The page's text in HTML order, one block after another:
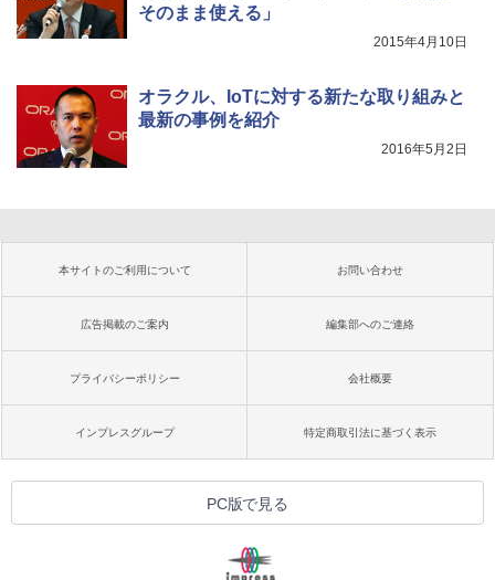
そのまま使える」
2015年4月10日
オラクル、IoTに対する新たな取り組みと
最新の事例を紹介
2016年5月2日
本サイトのご利用について お問い合わせ
広告掲載のご案内 編集部へのご連絡
プライバシーポリシー 会社概要
インプレスグループ 特定商取引法に基づく表示
PC版で見る